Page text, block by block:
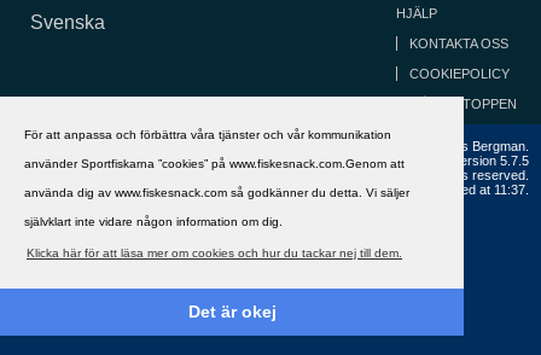
För att anpassa och förbättra våra tjänster och vår kommunikation
använder Sportfiskarna ”cookies” på www.fiskesnack.com.Genom att
använda dig av www.fiskesnack.com så godkänner du detta. Vi säljer
självklart inte vidare någon information om dig.
Klicka här för att läsa mer om cookies och hur du tackar nej till dem.
Det är okej
Svenska HJÄLP
KONTAKTA OSS
COOKIEPOLICY
GÅ TILL TOPPEN
Copyright ©2002 - 2021, FiskeSnack.com. Grundad 2002 av Anders Bergman.
Powered byvBulletin®
Version 5.7.5
Copyright © 2026 MH Sub I, LLC dba vBulletin. All rights reserved.
All times are GMT+1. This page was generated at 11:37.